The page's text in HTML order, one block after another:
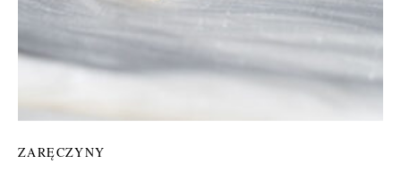
ZARĘCZYNY